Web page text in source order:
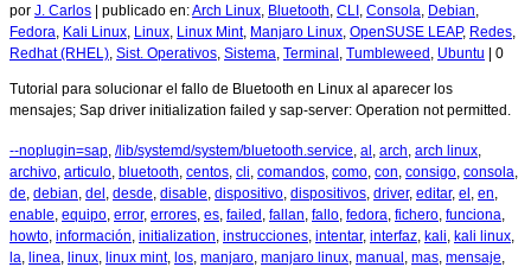
por J. Carlos publicado en:Arch Linux, Bluetooth, CLI , Consola, Debian,
Fedora, Kali Linux, Linux, Linux Mint, Manjaro Linux, OpenSUSE LEAP, Redes,
Redhat (RHEL), Sist. Operativos, Sistema, Terminal , Tumbleweed , Ubuntu 0
Tutorial para solucionar el fallo de Bluetooth en Linux al aparecer los
mensajes; Sap driver initialization failed y sap-server: Operation not permitted.
--noplugin=sap, /lib/systemd/system/bluetooth.service, al , arch, arch linux,
archivo, articulo, bluetooth, centos, cli, comandos, como, con, consigo, consola,
de, debian, del , desde, disable, dispositivo, dispositivos, driver, editar, el , en,
enable, equipo, error, errores, es, failed , fallan, fallo, fedora, fichero, funciona,
howto, información, initialization, instrucciones, intentar, interfaz, kali, kali linux,
la, linea, linux, linux mint, los, manjaro, manjaro linux, manual , mas, mensaje,